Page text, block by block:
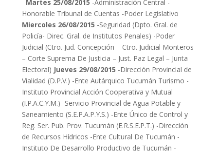
Martes 25/08/2015 -Administración Central -
Honorable Tribunal de Cuentas -Poder Legislativo
Miercoles 26/08/2015 -Seguridad (Dpto. Gral. de
Policía- Direc. Gral. de Institutos Penales) -Poder
Judicial (Ctro. Jud. Concepción – Ctro. Judicial Monteros
– Corte Suprema De Justicia – Just. Paz Legal – Junta
Electoral) Jueves 29/08/2015 -Dirección Provincial de
Vialidad (D.P.V.) -Ente Autárquico Tucumán Turismo -
Instituto Provincial Acción Cooperativa y Mutual
(I.P.A.C.Y.M.) -Servicio Provincial de Agua Potable y
Saneamiento (S.E.P.A.P.Y.S.) -Ente Único de Control y
Reg. Ser. Pub. Prov. Tucumán (E.R.S.E.P.T.) -Dirección
de Recursos Hídricos -Ente Cultural De Tucumán -
Instituto De Desarrollo Productivo de Tucumán -